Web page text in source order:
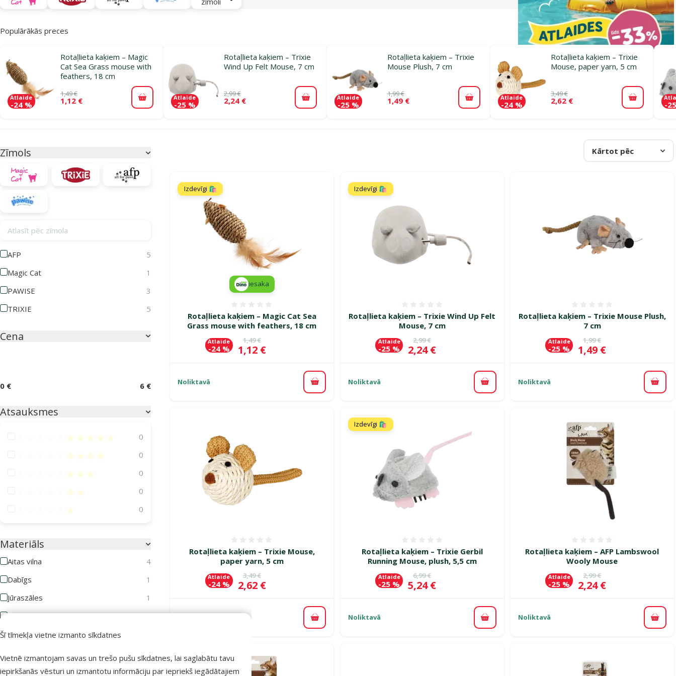
Šī tīmekļa vietne izmanto sīkdatnes
Vietnē izmantojam savas un trešo pušu sīkdatnes, lai saglabātu tavu
iepirkšanās vēsturi un izmantotu informāciju par iepriekš iegādātajiem
Populārākās preces
Rotaļlieta kaķiem – Magic
Cat Sea Grass mouse with
feathers, 18 cm
1,49 €
1,12 €
Atlaide
-24 % Pievienot grozam
Rotaļlieta kaķiem – Trixie
Wind Up Felt Mouse, 7 cm
2,99 €
2,24 €
Atlaide
-25 % Pievienot grozam
Rotaļlieta kaķiem – Trixie
Mouse Plush, 7 cm
1,99 €
1,49 €
Atlaide
-25 % Pievienot grozam
Rotaļlieta kaķiem – Trixie
Mouse, paper yarn, 5 cm
3,49 €
2,62 €
Atlaide
-24 % Pievienot
-
Zīmols
Atlasīt pēc zīmola
AFP
5
Magic Cat
1
PAWISE
3
TRIXIE
5
Cena
0 € 6 €
Atsauksmes
Atsauksmes 100%
0
Atsauksmes 80%
0
Atsauksmes 60%
0
Atsauksmes 40%
0
Atsauksmes 20%
0
Materiāls
Aitas vilna
4
Dabīgs
1
Jūraszāles
1
Plastmasa
1
Plīšs
Vilna
2
Kārtot pēc
Rotaļlieta kaķiem – Magic Cat Sea
Grass mouse with feathers, 18 cm
Oriģinālā cena
1,49 €
Cena
1,12 €
Atlaide
-24 %
Izdevīgi 🛍️
iesaka
Noliktavā Pievienot grozam
Rotaļlieta kaķiem – Trixie Wind Up Felt
Mouse, 7 cm
Oriģinālā cena
2,99 €
Cena
2,24 €
Atlaide
-25 %
Izdevīgi 🛍️
Noliktavā Pievienot grozam
Rotaļlieta kaķiem – Trixie Mouse Plush,
7 cm
Oriģinālā cena
1,99 €
Cena
1,49 €
Atlaide
-25 %
Noliktavā
Rotaļlieta kaķiem – Trixie Mouse,
paper yarn, 5 cm
Oriģinālā cena
3,49 €
Cena
2,62 €
Atlaide
-24 %
Pievienot grozam
Rotaļlieta kaķiem – Trixie Gerbil
Running Mouse, plush, 5,5 cm
Oriģinālā cena
6,99 €
Cena
5,24 €
Atlaide
-25 %
Izdevīgi 🛍️
Noliktavā Pievienot grozam
Rotaļlieta kaķiem – AFP Lambswool
Wooly Mouse
Oriģinālā cena
2,99 €
Cena
2,24 €
Atlaide
-25 %
Noliktavā